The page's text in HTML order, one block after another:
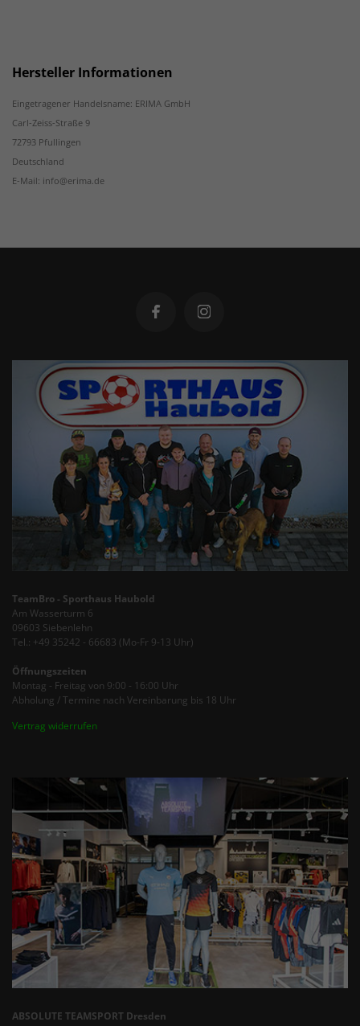
Hersteller Informationen
Eingetragener Handelsname: ERIMA GmbH
Carl-Zeiss-Straße 9
72793 Pfullingen
Deutschland
E-Mail: info@erima.de
TeamBro - Sporthaus Haubold
Am Wasserturm 6
09603 Siebenlehn
Tel.: +49 35242 - 66683 (Mo-Fr 9-13 Uhr)
Öffnungszeiten
Montag - Freitag von 9:00 - 16:00 Uhr
Abholung / Termine nach Vereinbarung bis 18 Uhr
Vertrag widerrufen
ABSOLUTE TEAMSPORT Dresden